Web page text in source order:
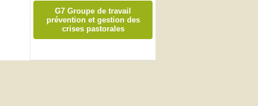
G7 Groupe de travail
prévention et gestion des
crises pastorales